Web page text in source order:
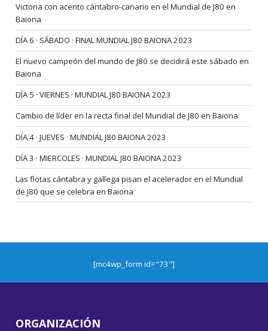
Victoria con acento cántabro-canario en el Mundial de J80 en
Baiona
DÍA 6 · SÁBADO · FINAL MUNDIAL J80 BAIONA 2023
El nuevo campeón del mundo de J80 se decidirá este sábado en
Baiona
DÍA 5 · VIERNES · MUNDIAL J80 BAIONA 2023
Cambio de líder en la recta final del Mundial de J80 en Baiona
DÍA 4 · JUEVES · MUNDIAL J80 BAIONA 2023
DÍA 3 · MIERCOLES · MUNDIAL J80 BAIONA 2023
Las flotas cántabra y gallega pisan el acelerador en el Mundial
de J80 que se celebra en Baiona
[mc4wp_form id="73"]
ORGANIZACIÓN